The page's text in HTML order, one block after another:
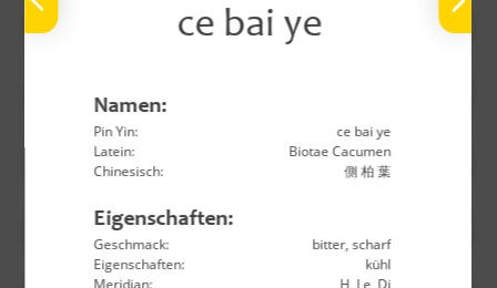
ce bai ye
Namen:
Pin Yin:
ce bai ye
Latein:
Biotae Cacumen
Chinesisch:
側 柏 葉
Eigenschaften:
Geschmack:
bitter, scharf
Eigenschaften:
kühl
Meridian:
H, Le, Di
140 wu yao
long yan rou